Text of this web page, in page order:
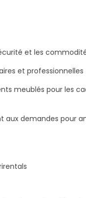
et les
et professionnelles
meublés pour les
aux demandes pour